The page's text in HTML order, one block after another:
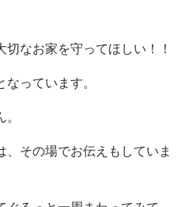
なお家を守ってほしい！！
っています。
、その場でお伝えもしていま